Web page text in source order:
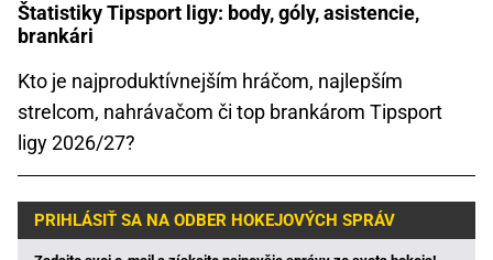
Štatistiky Tipsport ligy: body, góly, asistencie,
brankári
Kto je najproduktívnejším hráčom, najlepším
strelcom, nahrávačom či top brankárom Tipsport
ligy 2026/27?
PRIHLÁSIŤ SA NA ODBER HOKEJOVÝCH SPRÁV